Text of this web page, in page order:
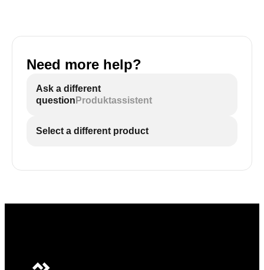
Need more help?
Ask a different
question Produktassistent
Select a different product